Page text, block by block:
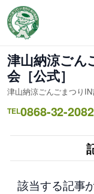
容
を
ス
キ
ッ
プ
津山納涼ごん
会［公式］
津山納涼ごんごまつり
TEL0868-32-2082
該当する記事